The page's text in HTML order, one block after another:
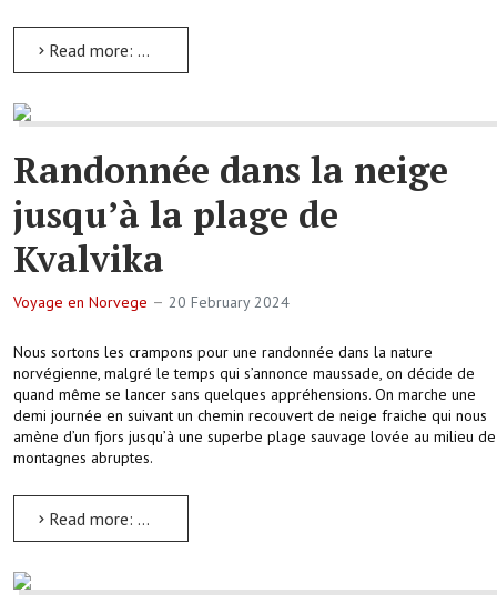
Read more: Derniers arrêts sur la route des îles Lofoten
Randonnée dans la neige
jusqu’à la plage de
Kvalvika
Voyage en Norvege 20 February 2024
Nous sortons les crampons pour une randonnée dans la nature
norvégienne, malgré le temps qui s’annonce maussade, on décide de
quand même se lancer sans quelques appréhensions. On marche une
demi journée en suivant un chemin recouvert de neige fraiche qui nous
amène d’un fjors jusqu’à une superbe plage sauvage lovée au milieu de
montagnes abruptes.
Read more: Randonnée dans la neige jusqu’à la plage de Kvalvika